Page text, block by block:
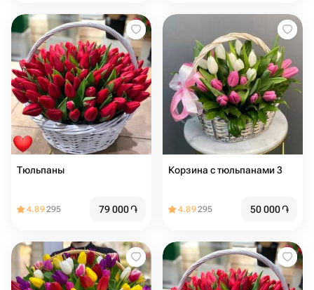
Тюльпаны
4.89295 79 000֏
Корзина с тюльпанами 3
4.89295 50 000֏